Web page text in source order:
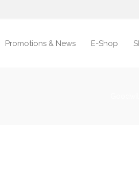
Promotions & News E-Shop